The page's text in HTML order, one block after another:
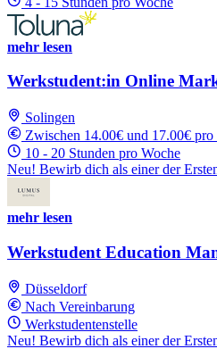
mehr lesen
Werkstudent:in Online
Solingen
Zwischen 14.00€ und 17.00€ pro
10 - 20 Stunden pro Woche
Neu! Bewirb dich als einer der
mehr lesen
Werkstudent Education
Düsseldorf
Nach Vereinbarung
Werkstudentenstelle
Neu! Bewirb dich als einer der